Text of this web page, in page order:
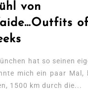
von
hat so seinen
mich ein paar Mal,
1500 km durch die...